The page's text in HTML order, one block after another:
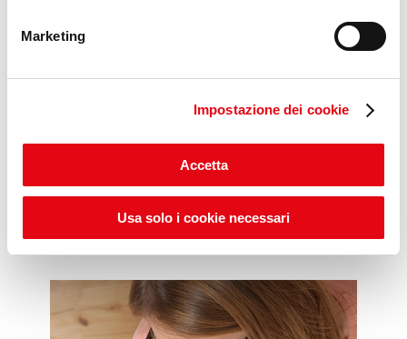
Marketing
Impostazione dei cookie
Accetta
Usa solo i cookie necessari
Scopri gli ITS POP DAYS